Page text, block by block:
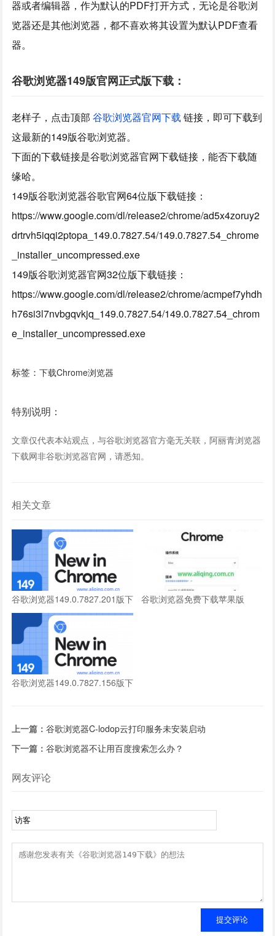
器或者编辑器，作为默认的PDF打开方式，无论是谷歌浏
览器还是其他浏览器，都不喜欢将其设置为默认PDF查看
器。
谷歌浏览器149版官网正式版下载：
老样子，点击顶部谷歌浏览器官网下载链接，即可下载到
这最新的149版谷歌浏览器。
下面的下载链接是谷歌浏览器官网下载链接，能否下载随
缘哈。
149版谷歌浏览器谷歌官网64位版下载链接：
https://www.google.com/dl/release2/chrome/ad5x4zoruy2
drtrvh5iqqi2ptopa_149.0.7827.54/149.0.7827.54_chrome
_installer_uncompressed.exe
149版谷歌浏览器官网32位版下载链接：
https://www.google.com/dl/release2/chrome/acmpef7yhdh
h76si3l7nvbgqvkjq_149.0.7827.54/149.0.7827.54_chrom
e_installer_uncompressed.exe
标签：下载Chrome浏览器
特别说明：
文章仅代表本站观点，与谷歌浏览器官方毫无关联，阿丽青浏览器
下载网非谷歌浏览器官网，请悉知。
相关文章
谷歌浏览器149.0.7827.201版下
载
谷歌浏览器免费下载苹果版
谷歌浏览器149.0.7827.156版下
上一篇：谷歌浏览器C-lodop云打印服务未安装启动
下一篇：谷歌浏览器不让用百度搜索怎么办？
网友评论
提交评论